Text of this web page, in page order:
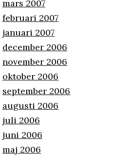
mars 2007
februari 2007
januari 2007
december 2006
november 2006
oktober 2006
september 2006
augusti 2006
juli 2006
juni 2006
maj 2006